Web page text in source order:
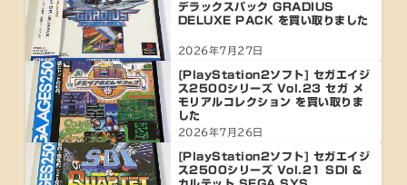
デラックスパック GRADIUS
DELUXE PACK を買い取りました
2026年7月27日
[PlayStation2ソフト] セガエイジ
ス2500シリーズ Vol.23 セガ メ
モリアルコレクション を買い取りま
した
2026年7月26日
[PlayStation2ソフト] セガエイジ
ス2500シリーズ Vol.21 SDI &